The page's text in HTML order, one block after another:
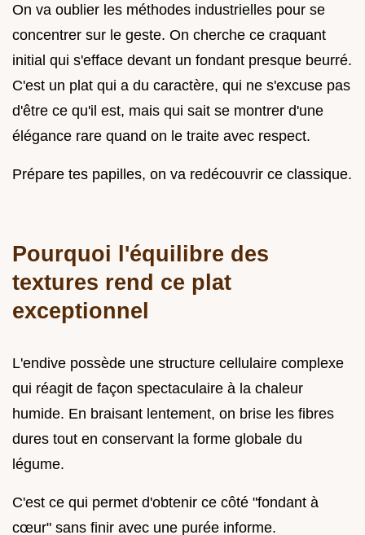
On va oublier les méthodes industrielles pour se
concentrer sur le geste. On cherche ce craquant
initial qui s'efface devant un fondant presque beurré.
C'est un plat qui a du caractère, qui ne s'excuse pas
d'être ce qu'il est, mais qui sait se montrer d'une
élégance rare quand on le traite avec respect.
Prépare tes papilles, on va redécouvrir ce classique.
Pourquoi l'équilibre des
textures rend ce plat
exceptionnel
L'endive possède une structure cellulaire complexe
qui réagit de façon spectaculaire à la chaleur
humide. En braisant lentement, on brise les fibres
dures tout en conservant la forme globale du
légume.
C'est ce qui permet d'obtenir ce côté "fondant à
cœur" sans finir avec une purée informe.